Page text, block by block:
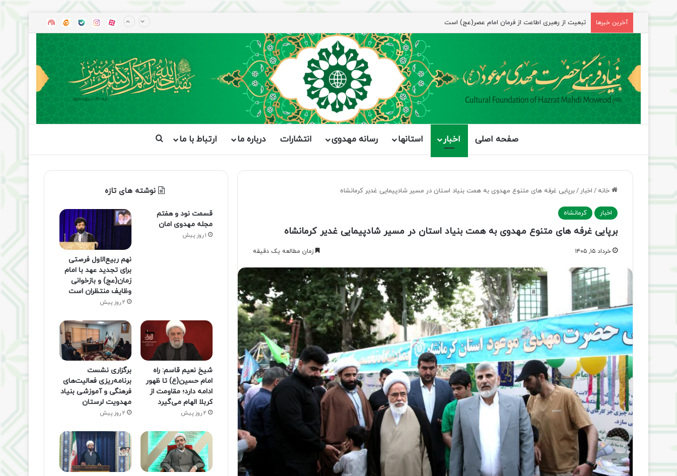
آخرین خبرها آپاراتاینستاگرام
بله ایتا
صفحه اصلی اخبار استانها رسانه مهدوی انتشارات درباره ما ارتباط با ما جستجو برای
خانه / اخبار /برپایی غرفه های متنوع مهدوی به همت بنیاد استان در مسیر شادپیمایی غدیر کرمانشاه
اخبار کرمانشاه
برپایی غرفه های متنوع مهدوی به همت بنیاد استان در مسیر شادپیمایی غدیر کرمانشاه
خرداد ۱۵, ۱۴۰۵ زمان مطالعه یک دقیقه
نوشته های تازه
قسمت نود و هفتم
مجله مهدوی امان
1 روز پیش
نهم ربیع‌الاول فرصتی
برای تجدید عهد با امام
زمان(عج) و بازخوانی
وظایف منتظران است
2 روز پیش
شیخ نعیم قاسم: راه
امام حسین(ع) تا ظهور
ادامه دارد؛ مقاومت از
کربلا الهام می‌گیرد
2 روز پیش
برگزاری نشست
برنامه‌ریزی فعالیت‌های
فرهنگی و آموزشی بنیاد
مهدویت لرستان
2 روز پیش